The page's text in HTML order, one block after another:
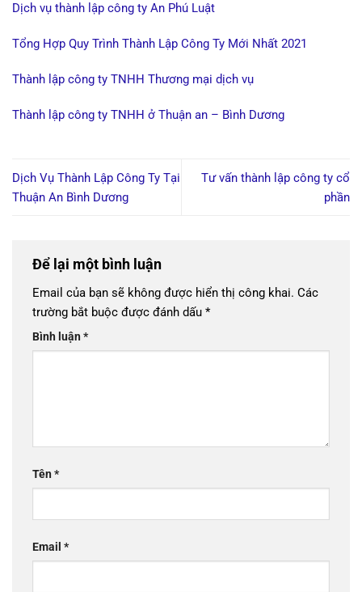
Dịch vụ thành lập công ty An Phú Luật
Tổng Hợp Quy Trình Thành Lập Công Ty Mới Nhất 2021
Thành lập công ty TNHH Thương mại dịch vụ
Thành lập công ty TNHH ở Thuận an – Bình Dương
Dịch Vụ Thành Lập Công Ty Tại
Thuận An Bình Dương
Tư vấn thành lập công ty cổ
phần
Để lại một bình luận
Email của bạn sẽ không được hiển thị công khai. Các
trường bắt buộc được đánh dấu *
Bình luận*
Tên*
Email *